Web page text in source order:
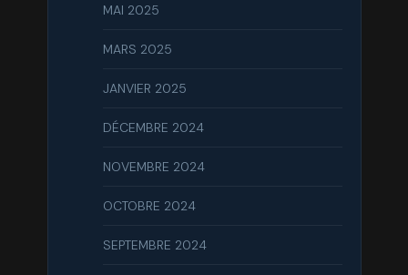
MAI 2025
MARS 2025
JANVIER 2025
DÉCEMBRE 2024
NOVEMBRE 2024
OCTOBRE 2024
SEPTEMBRE 2024